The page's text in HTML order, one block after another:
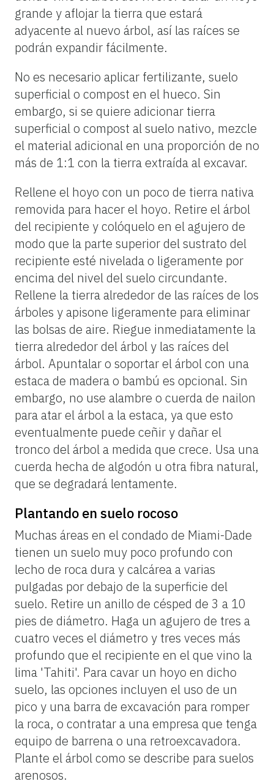
grande y aflojar la tierra que estará
adyacente al nuevo árbol, así las raíces se
podrán expandir fácilmente.
No es necesario aplicar fertilizante, suelo
superficial o compost en el hueco. Sin
embargo, si se quiere adicionar tierra
superficial o compost al suelo nativo, mezcle
el material adicional en una proporción de no
más de 1:1 con la tierra extraída al excavar.
Rellene el hoyo con un poco de tierra nativa
removida para hacerel hoyo. Retire elárbol
del recipiente ycolóquelo en elagujero de
modo que la parte superiordelsustrato del
recipiente esté niveladao ligeramente por
encimadel niveldelsuelo circundante.
Rellene la tierraalrededorde las raíces de los
árboles yapisone ligeramente paraeliminar
las bolsas de aire. Riegue inmediatamente la
tierraalrededordelárbol y las raíces del
árbol. Apuntalaro soportarelárbolcon una
estacade maderao bambú es opcional. Sin
embargo, no use alambre o cuerdade nailon
paraatarelárbola laestaca, yaque esto
eventualmente puede ceñir ydañarel
tronco delárbola medidaque crece. Usa una
cuerda hechade algodón u otrafibra natural,
que se degradará lentamente.
Plantando en suelo rocoso
Muchas áreas en elcondado de Miami-Dade
tienen un suelo muy poco profundo con
lecho de rocadura ycalcáreaavarias
pulgadas pordebajo de lasuperficie del
suelo. Retire un anillo de césped de 3 a 10
pies de diámetro. Haga un agujero de tres a
cuatro veces eldiámetro y tres veces más
profundo que el recipiente en elque vino la
lima 'Tahiti'. Paracavar un hoyo en dicho
suelo, las opciones incluyen el uso de un
pico y una barrade excavación para romper
la roca, o contratara unaempresaque tenga
equipo de barrenao una retroexcavadora.
Plante elárbolcomo se describe parasuelos
arenosos.